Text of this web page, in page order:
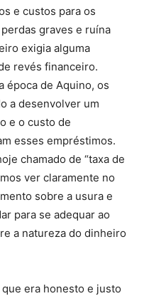
e custos para os
graves e ruína
exigia alguma
revés financeiro.
época de Aquino, os
a desenvolver um
e o custo de
esses empréstimos.
chamado de “taxa de
ver claramente no
sobre a usura e
para se adequar ao
a natureza do dinheiro
era honesto e justo